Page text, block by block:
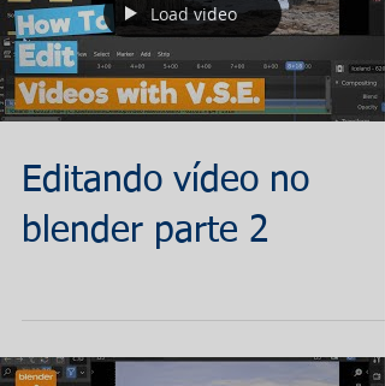
Load video
Editando vídeo no
blender parte 2